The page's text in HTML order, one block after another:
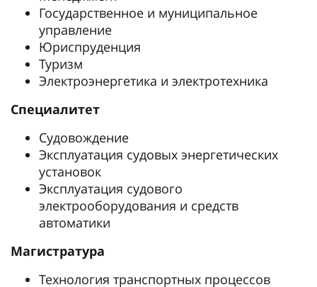
Государственное и муниципальное
управление
Юриспруденция
Туризм
Электроэнергетика и электротехника
Специалитет
Судовождение
Эксплуатация судовых энергетических
установок
Эксплуатация судового
электрооборудования и средств
автоматики
Магистратура
Технология транспортных процессов